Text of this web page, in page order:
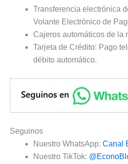
Transferencia electrónica
Volante Electrónico de
Cajeros automáticos de la
Tarjeta de Crédito: Pago
débito automático.
Seguinos
Nuestro WhatsApp: Canal
Nuestro TikTok: